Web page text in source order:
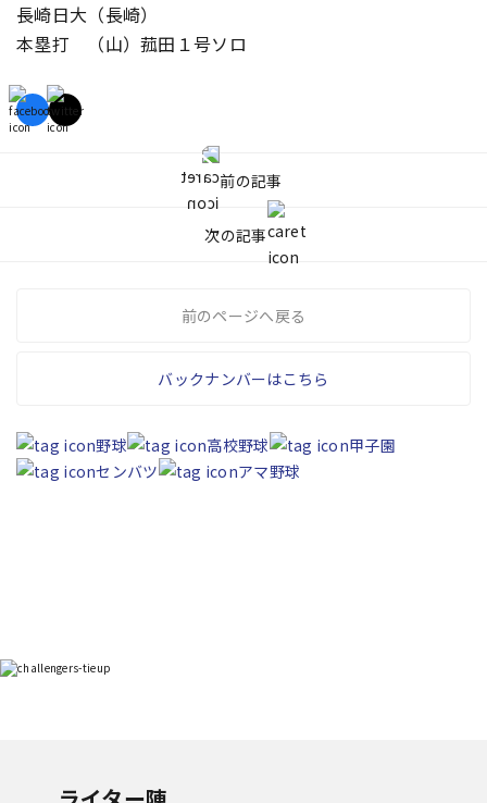
長崎日大（長崎）
本塁打 （山）菰田１号ソロ
前の記事
次の記事
前のページへ戻る
バックナンバーはこちら
野球 高校野球
甲子園
センバツ
アマ野球